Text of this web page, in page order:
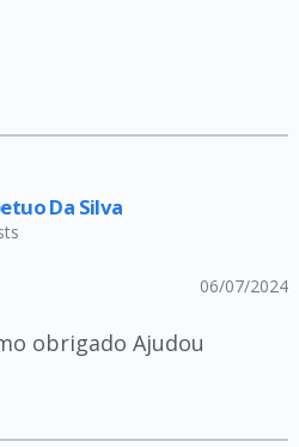
Da Silva
06/07/2024
obrigado Ajudou